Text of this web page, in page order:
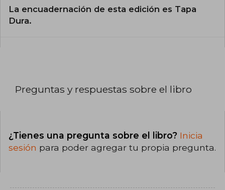
La encuadernación de esta edición es Tapa
Dura.
Preguntas y respuestas sobre el libro
¿Tienes una pregunta sobre el libro? Inicia
sesión para poder agregar tu propia pregunta.